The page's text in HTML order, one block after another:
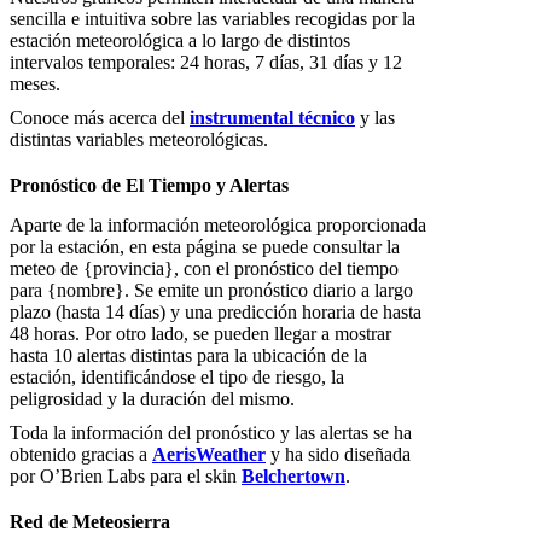
sencilla e intuitiva sobre las variables recogidas por la
estación meteorológica a lo largo de distintos
intervalos temporales: 24 horas, 7 días, 31 días y 12
meses.
Conoce más acerca del instrumental técnico y las
distintas variables meteorológicas.
Pronóstico de El Tiempo y Alertas
Aparte de la información meteorológica proporcionada
por la estación, en esta página se puede consultar la
meteo de {provincia}, con el pronóstico del tiempo
para {nombre}. Se emite un pronóstico diario a largo
plazo (hasta 14 días) y una predicción horaria de hasta
48 horas. Por otro lado, se pueden llegar a mostrar
hasta 10 alertas distintas para la ubicación de la
estación, identificándose el tipo de riesgo, la
peligrosidad y la duración del mismo.
Toda la información del pronóstico y las alertas se ha
obtenido gracias a AerisWeather y ha sido diseñada
por O’Brien Labs para el skin Belchertown.
Red de Meteosierra